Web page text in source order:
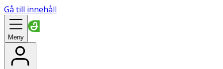
Gå till innehåll
Meny